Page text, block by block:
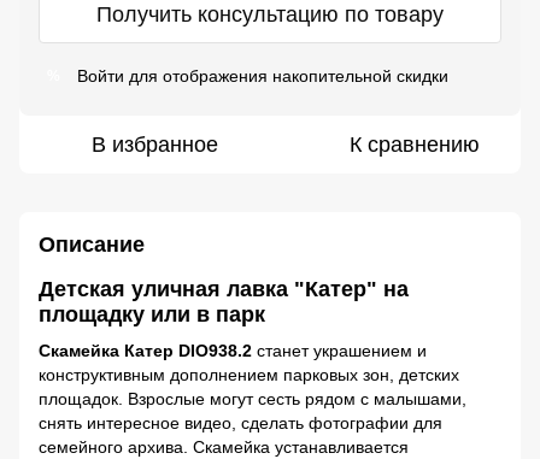
Получить консультацию по товару
Войти для отображения накопительной скидки
В избранное К сравнению
Описание
Детская уличная лавка "Катер" на
площадку или в парк
Скамейка Катер DIO938.2 станет украшением и
конструктивным дополнением парковых зон, детских
площадок. Взрослые могут сесть рядом с малышами,
снять интересное видео, сделать фотографии для
семейного архива. Скамейка устанавливается